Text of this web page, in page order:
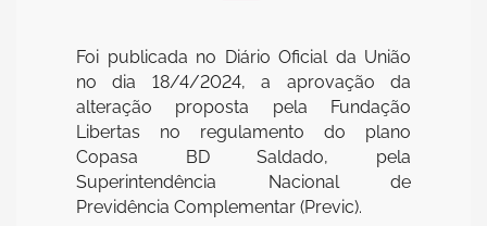
Foi publicada no Diário Oficial da União
no dia 18/4/2024, a aprovação da
alteração proposta pela Fundação
Libertas no regulamento do plano
Copasa BD Saldado, pela
Superintendência Nacional de
Previdência Complementar (Previc).